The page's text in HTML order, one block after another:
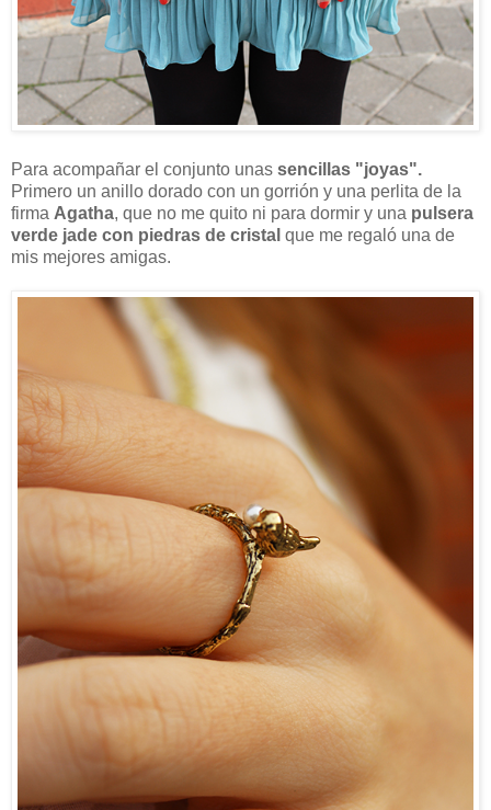
Para acompañar el conjunto unas sencillas "joyas".
Primero un anillo dorado con un gorrión y una perlita de la
firma Agatha, que no me quito ni para dormir y una pulsera
verde jade con piedras de cristal que me regaló una de
mis mejores amigas.